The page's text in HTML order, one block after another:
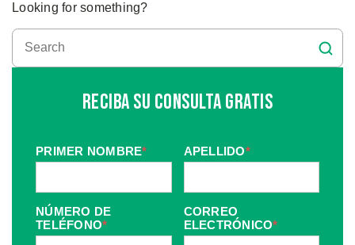
Looking for something?
Reciba Su Consulta Gratis
PRIMER NOMBRE* APELLIDO*
NÚMERO DE
TELÉFONO*
CORREO
ELECTRÓNICO*